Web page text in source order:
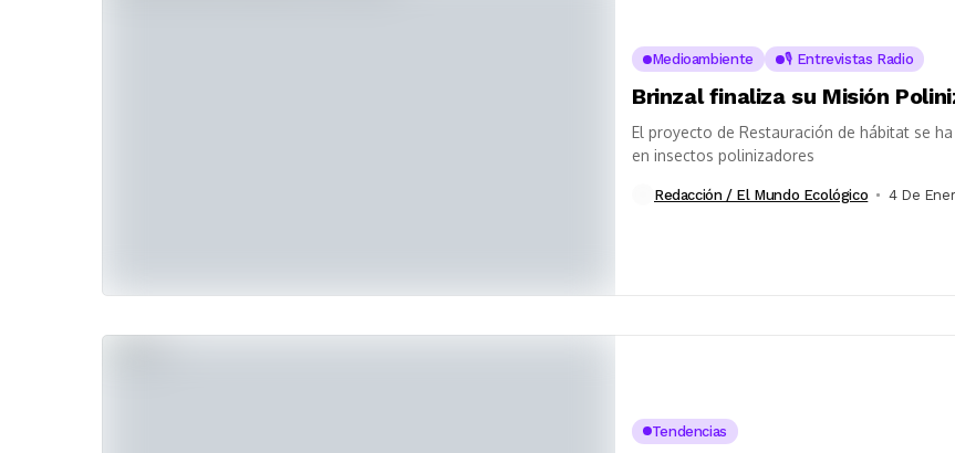
Medioambiente 🎙️ Entrevistas Radio
Brinzal finaliza su Misión
El proyecto de Restauración de hábitat se
en insectos polinizadores
Redacción / El Mundo Ecológico 4 De
Tendencias